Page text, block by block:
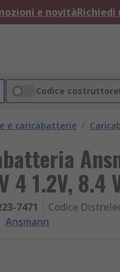
e novitàRichiedi
Codice costruttore
e caricabatterie /
4 1.2V,
7471 Codice
Ansmann